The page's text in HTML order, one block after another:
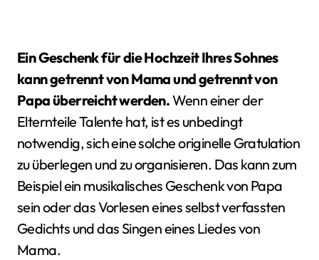
Ein Geschenk für die Hochzeit Ihres Sohnes
kann getrennt von Mama und getrennt von
Papa überreicht werden.Wenn einer der
Elternteile Talente hat, ist es unbedingt
notwendig, sich eine solche originelle Gratulation
zu überlegen und zu organisieren. Das kann zum
Beispiel ein musikalisches Geschenk von Papa
sein oder das Vorlesen eines selbst verfassten
Gedichts und das Singen eines Liedes von
Mama.